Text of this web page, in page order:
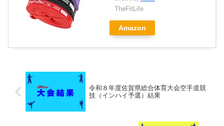
TheFitLife
Amazon
令和８年度佐賀県総合体育大会空手道競
技（インハイ予選）結果